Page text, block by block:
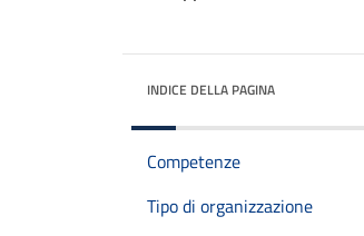
INDICE DELLA PAGINA
Competenze
Tipo di organizzazione